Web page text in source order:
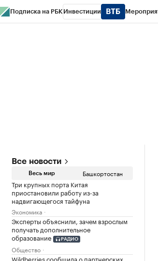
Подписка на РБК Инвестиции
Все новости
Весь мир Башкортостан
Три крупных порта Китая
приостановили работу из-за
надвигающегося тайфуна
Экономика
Эксперты объяснили, зачем взрослым
получать дополнительное
образование
РАДИО
Общество
Wildberries сообщила о партнерских